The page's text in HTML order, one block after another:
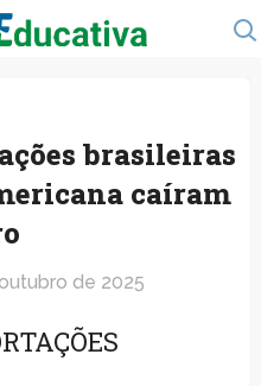
brasileiras
caíram
de 2025